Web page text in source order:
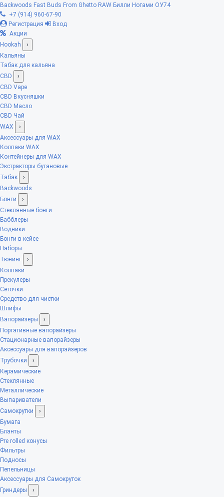
Backwoods Fast Buds From Ghetto RAW Билли Ногами ОУ74
+7 (914) 960-67-90
Регистрация
Вход
Акции
Hookah
›
Кальяны
Табак для кальяна
CBD
›
CBD Vape
CBD Вкусняшки
CBD Масло
CBD Чай
WAX
›
Аксессуары для WAX
Колпаки WAX
Контейнеры для WAX
Экстракторы бутановые
Табак
›
Backwoods
Бонги
›
Стеклянные бонги
Бабблеры
Водники
Бонги в кейсе
Наборы
Тюнинг
›
Колпаки
Прекулеры
Сеточки
Средство для чистки
Шлифы
Вапорайзеры
›
Портативные вапорайзеры
Стационарные вапорайзеры
Аксессуары для вапорайзеров
Трубочки
›
Керамические
Стеклянные
Металлические
Выпариватели
Самокрутки
›
Бумага
Бланты
Pre rolled конусы
Фильтры
Подносы
Пепельницы
Аксессуары для Самокруток
Гриндеры
›